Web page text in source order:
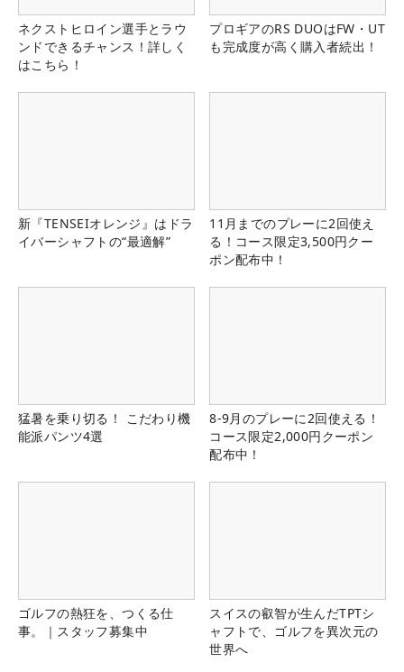
ネクストヒロイン選手とラウ
ンドできるチャンス！詳しく
はこちら！
プロギアのRS DUOはFW・UT
も完成度が高く購入者続出！
新『TENSEIオレンジ』はドラ
イバーシャフトの“最適解”
11月までのプレーに2回使え
る！コース限定3,500円クー
ポン配布中！
猛暑を乗り切る！ こだわり機
能派パンツ4選
8-9月のプレーに2回使える！
コース限定2,000円クーポン
配布中！
ゴルフの熱狂を、つくる仕
事。｜スタッフ募集中
スイスの叡智が生んだTPTシ
ャフトで、ゴルフを異次元の
世界へ